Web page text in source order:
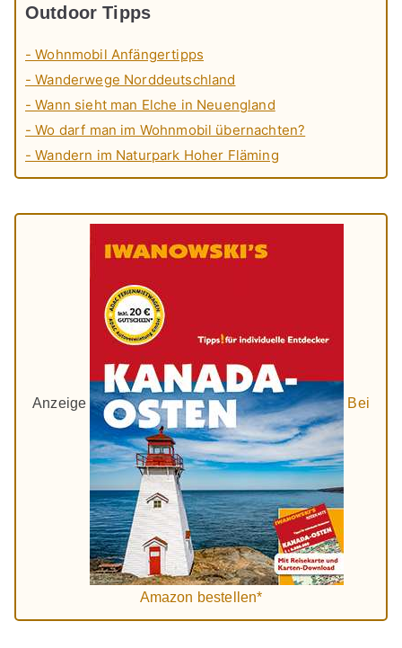
Outdoor Tipps
- Wohnmobil Anfängertipps
- Wanderwege Norddeutschland
- Wann sieht man Elche in Neuengland
- Wo darf man im Wohnmobil übernachten?
- Wandern im Naturpark Hoher Fläming
Anzeige Bei
Amazon bestellen*